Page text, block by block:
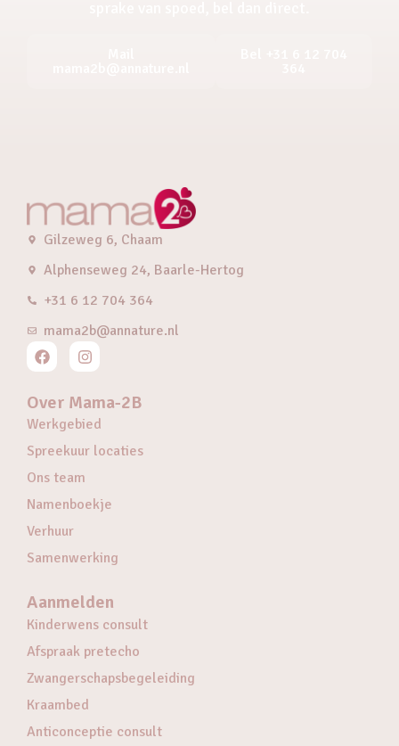
Gilzeweg 6, Chaam
Alphenseweg 24, Baarle-Hertog
+31 6 12 704 364
mama2b@annature.nl
Over Mama-2B
Werkgebied
Spreekuur locaties
Ons team
Namenboekje
Verhuur
Samenwerking
Aanmelden
Kinderwens consult
Afspraak pretecho
Zwangerschapsbegeleiding
Kraambed
Anticonceptie consult